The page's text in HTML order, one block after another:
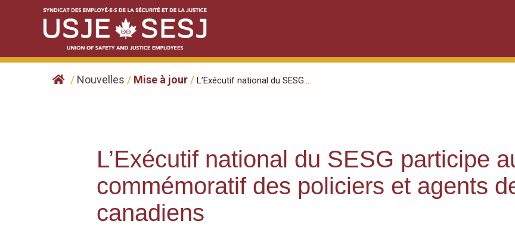
/ Nouvelles / Mise à jour / L’Exécutif national du SESG...
L’Exécutif national du SESG participe
commémoratif des policiers et agents
canadiens